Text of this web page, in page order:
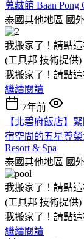
蒐藏館 Baan Pong
泰國其他地區 國
我搬家了！請點
(工具邦 技術提供)
我搬家了！請點
繼續閱讀
7年前
【北碧府飯店】
宿空間的五星尊榮
Resort & Spa
泰國其他地區 國
我搬家了！請點
(工具邦 技術提供)
我搬家了！請點
繼續閱讀